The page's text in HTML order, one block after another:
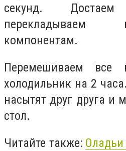
секунд.
компонентам.
Перемешиваем все
холодильник на 2
насытят друг друга и
стол.
Читайте также: Оладьи